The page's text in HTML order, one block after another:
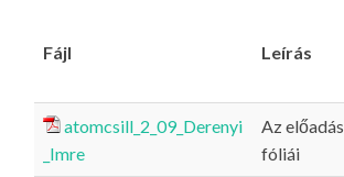
Fájl Leírás
atomcsill_2_09_Derenyi
_Imre
Az előadás
fóliái